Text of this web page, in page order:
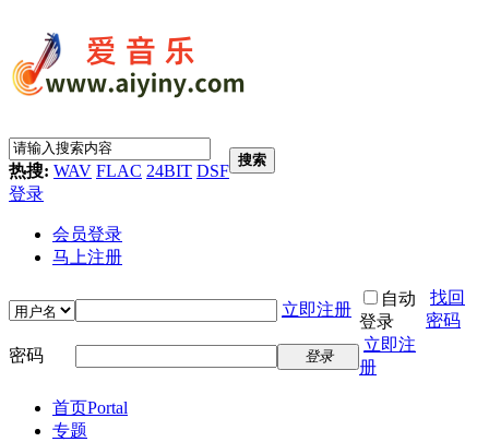
热搜: WAV FLAC 24BIT DSF
搜索
登录
会员登录
马上注册
立即注册
自动
登录
找回
密码
密码
登录
立即注
册
首页Portal
专题